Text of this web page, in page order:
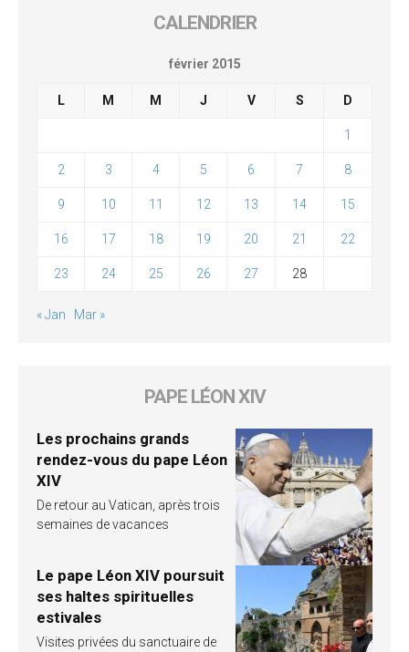
CALENDRIER
février 2015
L M M J V S D
1
2 3 4 5 6 7 8
9 10 11 12 13 14 15
16 17 18 19 20 21 22
23 24 25 26 27 28
« Jan Mar »
PAPE LÉON XIV
Les prochains grands
rendez-vous du pape Léon
XIV
De retour au Vatican, après trois
semaines de vacances
Le pape Léon XIV poursuit
ses haltes spirituelles
estivales
Visites privées du sanctuaire de